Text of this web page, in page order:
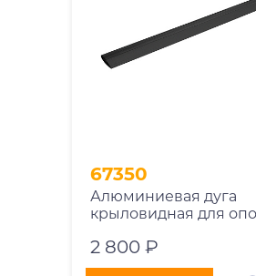
67350
Алюминиевая дуга
крыловидная для
Atlant 11117
2 800 ₽